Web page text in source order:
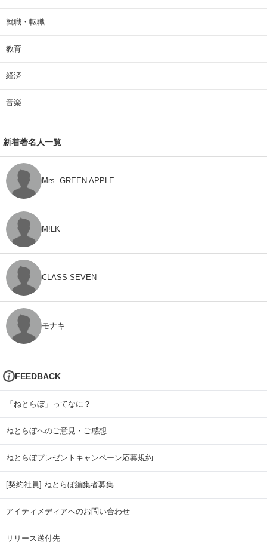
就職・転職
教育
経済
音楽
新着著名人一覧
Mrs. GREEN APPLE
M!LK
CLASS SEVEN
モナキ
FEEDBACK
「ねとらぼ」ってなに？
ねとらぼへのご意見・ご感想
ねとらぼプレゼントキャンペーン応募規約
[契約社員] ねとらぼ編集者募集
アイティメディアへのお問い合わせ
リリース送付先